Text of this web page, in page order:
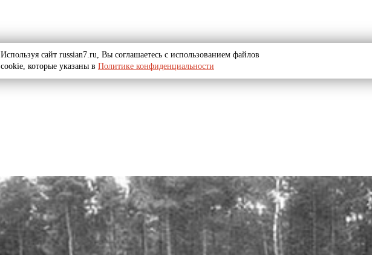
Используя сайт russian7.ru, Вы соглашаетесь с использованием файлов
cookie, которые указаны в Политике конфиденциальности